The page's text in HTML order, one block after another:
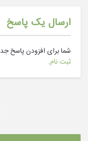
ارسال یک پاسخ
شما برای افزودن پاسخ
ثبت نام.